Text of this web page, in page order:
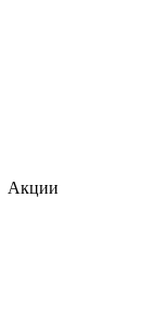
Акции